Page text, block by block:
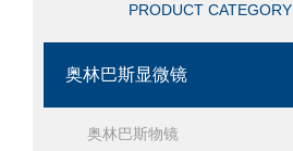
PRODUCT CATEGORY
奥林巴斯显微镜
奥林巴斯物镜